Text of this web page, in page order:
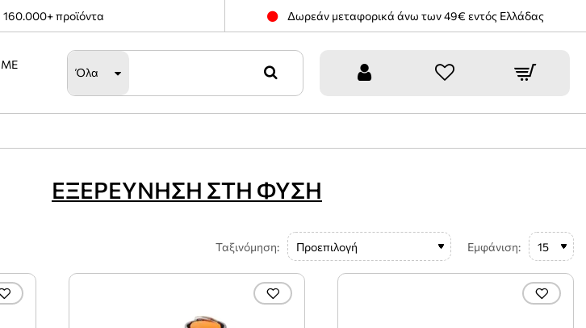
160.000+ προϊόντα Δωρεάν μεταφορικά άνω των 49€ εντός Ελλάδας
ΜΕ
Όλα
ΕΞΕΡΕΥΝΗΣΗ ΣΤΗ ΦΥΣΗ
Ταξινόμηση: Εμφάνιση: